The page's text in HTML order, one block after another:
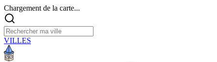
Chargement de la carte...
VILLES